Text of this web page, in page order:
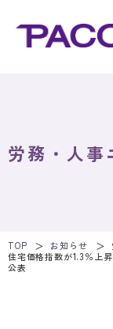
労務・人事
TOP お知らせ
住宅価格指数が1.3％上
公表